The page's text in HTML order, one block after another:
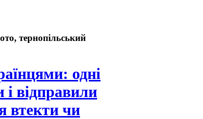
тернопільський
одні
відправили
втекти чи